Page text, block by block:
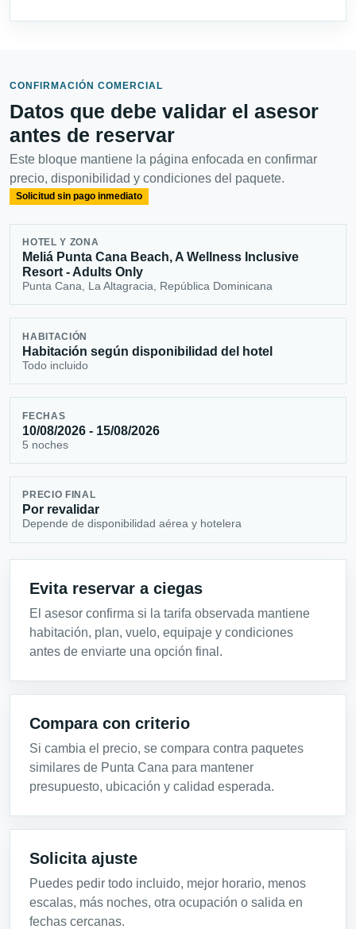
CONFIRMACIÓN COMERCIAL
Datos que debe validar el asesor
antes de reservar
Este bloque mantiene la página enfocada en confirmar
precio, disponibilidad y condiciones del paquete.
Solicitud sin pago inmediato
HOTEL Y ZONA
Meliá Punta Cana Beach, A Wellness Inclusive
Resort - Adults Only
Punta Cana, La Altagracia, República Dominicana
HABITACIÓN
Habitación según disponibilidad del hotel
Todo incluido
FECHAS
10/08/2026 - 15/08/2026
5 noches
PRECIO FINAL
Por revalidar
Depende de disponibilidad aérea y hotelera
Evita reservar a ciegas
El asesor confirma si la tarifa observada mantiene
habitación, plan, vuelo, equipaje y condiciones
antes de enviarte una opción final.
Compara con criterio
Si cambia el precio, se compara contra paquetes
similares de Punta Cana para mantener
presupuesto, ubicación y calidad esperada.
Solicita ajuste
Puedes pedir todo incluido, mejor horario, menos
escalas, más noches, otra ocupación o salida en
fechas cercanas.